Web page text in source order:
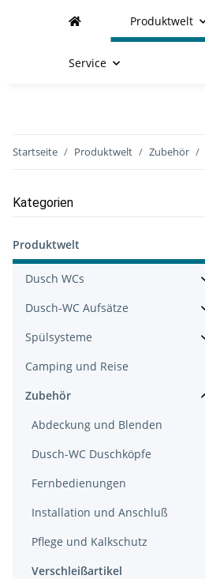
Produktwelt
Service
Startseite Produktwelt Zubehör
Kategorien
Produktwelt
Dusch WCs
Dusch-WC Aufsätze
Spülsysteme
Camping und Reise
Zubehör
Abdeckung und Blenden
Dusch-WC Duschköpfe
Fernbedienungen
Installation und Anschluß
Pflege und Kalkschutz
Verschleißartikel